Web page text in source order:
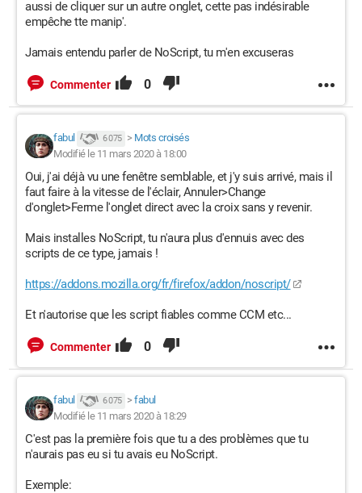
aussi de cliquer sur un autre onglet, cette pas indésirable
empêche tte manip'.
Jamais entendu parler de NoScript, tu m'en excuseras
Commenter 0
fabul 6 075 > Mots croisés
Modifié le 11 mars 2020 à 18:00
Oui, j'ai déjà vu une fenêtre semblable, et j'y suis arrivé, mais il
faut faire à la vitesse de l'éclair, Annuler>Change
d'onglet>Ferme l'onglet direct avec la croix sans y revenir.
Mais installes NoScript, tu n'aura plus d'ennuis avec des
scripts de ce type, jamais !
https://addons.mozilla.org/fr/firefox/addon/noscript/
Et n'autorise que les script fiables comme CCM etc...
Commenter 0
fabul 6 075 > fabul
Modifié le 11 mars 2020 à 18:29
C'est pas la première fois que tu a des problèmes que tu
n'aurais pas eu si tu avais eu NoScript.
Exemple: